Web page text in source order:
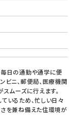
日の通勤や通学に便
ビニ、郵便局、医療機関
ムーズに行えます。
いるため、忙しい日々
を兼ね備えた住環境が